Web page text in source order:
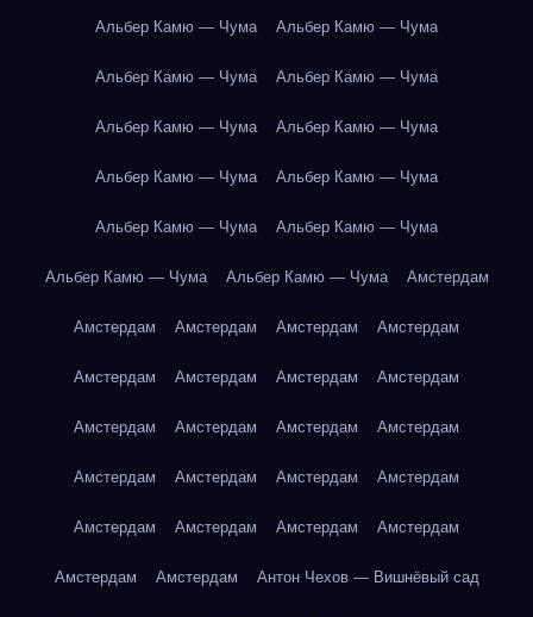
Альбер Камю — Чума Альбер Камю — Чума
Альбер Камю — Чума Альбер Камю — Чума
Альбер Камю — Чума Альбер Камю — Чума
Альбер Камю — Чума Альбер Камю — Чума
Альбер Камю — Чума Альбер Камю — Чума
Альбер Камю — Чума Альбер Камю — Чума Амстердам
Амстердам Амстердам Амстердам Амстердам
Амстердам Амстердам Амстердам Амстердам
Амстердам Амстердам Амстердам Амстердам
Амстердам Амстердам Амстердам Амстердам
Амстердам Амстердам Амстердам Амстердам
Амстердам Амстердам Антон Чехов — Вишнёвый сад